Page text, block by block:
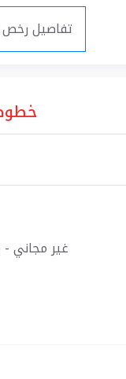
تفاصيل رخص
غير مجاني